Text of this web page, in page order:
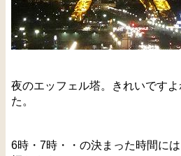
夜のエッフェル塔。きれいです
た。
6時・7時・・の決まった時間に